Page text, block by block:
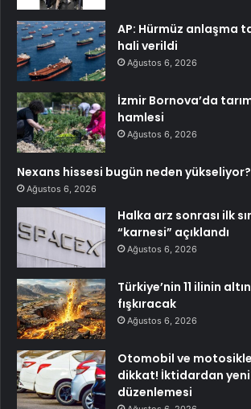
AP: Hürmüz anlaşma
hali verildi
Ağustos 6, 2026
İzmir Bornova’da
hamlesi
Ağustos 6, 2026
Nexans hissesi bugün neden yükseliyor?
Ağustos 6, 2026
Halka arz sonrası ilk
“karnesi” açıklandı
Ağustos 6, 2026
Türkiye’nin 11 ilinin
fışkıracak
Ağustos 6, 2026
Otomobil ve
dikkat! İktidardan yeni
düzenlemesi